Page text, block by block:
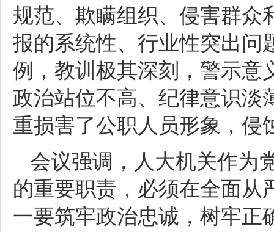
规范、欺瞒组织、侵害群众
报的系统性、行业性突出问
例，教训极其深刻，警示意
政治站位不高、纪律意识淡
重损害了公职人员形象，侵
会议强调，人大机关作为
的重要职责，必须在全面从
一要筑牢政治忠诚，树牢正